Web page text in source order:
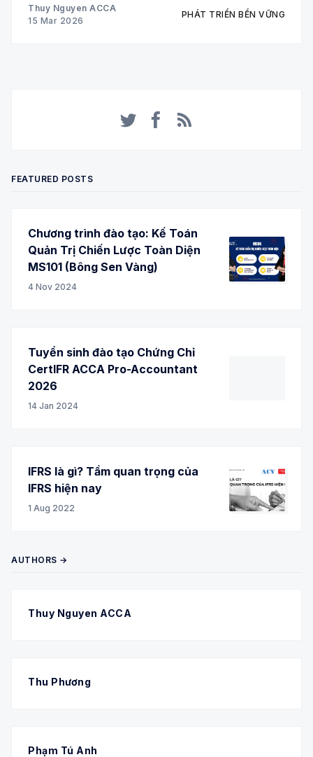
Thuy Nguyen ACCA
15 Mar 2026
PHÁT TRIỂN BỀN VỮNG
FEATURED POSTS
Chương trình đào tạo: Kế Toán
Quản Trị Chiến Lược Toàn Diện
MS101 (Bông Sen Vàng)
4 Nov 2024
Tuyển sinh đào tạo Chứng Chỉ
CertIFR ACCA Pro-Accountant
2026
14 Jan 2024
IFRS là gì? Tầm quan trọng của
IFRS hiện nay
1 Aug 2022
AUTHORS →
Thuy Nguyen ACCA
Thu Phương
Phạm Tú Anh